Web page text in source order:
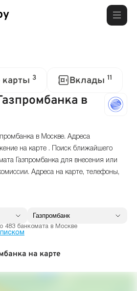
3 Вклады 11
в
в Москве. Адреса
на карте . Поиск ближайшего
Газпромбанка для внесения или
Адреса на карте, телефоны,
483 банкомата в Москве
на карте